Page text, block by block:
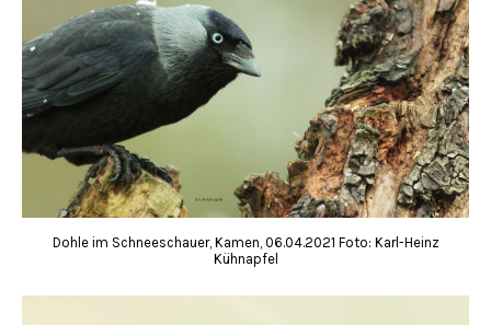
Dohle im Schneeschauer, Kamen, 06.04.2021 Foto: Karl-Heinz
Kühnapfel